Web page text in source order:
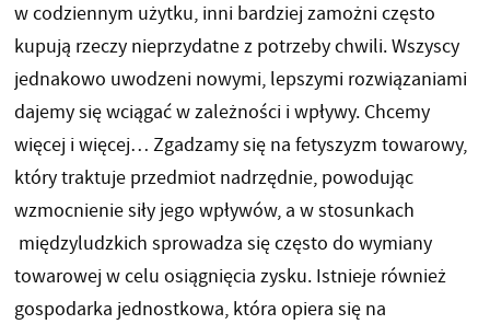
w codziennym użytku, inni bardziej zamożni często
kupują rzeczy nieprzydatne z potrzeby chwili. Wszyscy
jednakowo uwodzeni nowymi, lepszymi rozwiązaniami
dajemy się wciągać w zależności i wpływy. Chcemy
więcej i więcej… Zgadzamy się na fetyszyzm towarowy,
który traktuje przedmiot nadrzędnie, powodując
wzmocnienie siły jego wpływów, a w stosunkach
międzyludzkich sprowadza się często do wymiany
towarowej w celu osiągnięcia zysku. Istnieje również
gospodarka jednostkowa, która opiera się na